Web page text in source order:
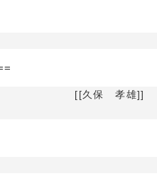
孝雄]]